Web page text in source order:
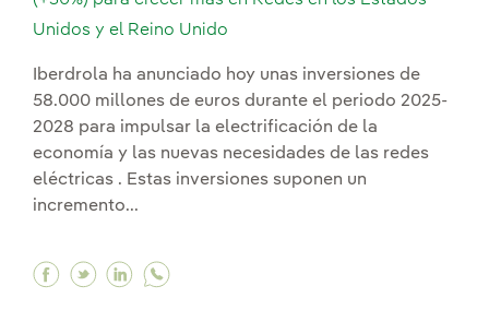
Unidos y el Reino Unido
Iberdrola ha anunciado hoy unas inversiones de
58.000 millones de euros durante el periodo 2025-
2028 para impulsar la electrificación de la
economía y las nuevas necesidades de las redes
eléctricas . Estas inversiones suponen un
incremento...
Facebook Iberdrola invertirá 58.000 millones
Twitter Iberdrola invertirá 58.000 millones
Linkedin Iberdrola invertirá 58.000